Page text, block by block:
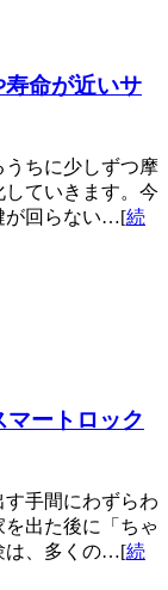
命が近いサ
ちに少しずつ摩
ていきます。今
が回らない…[続
ートロック
手間にわずらわ
出た後に「ちゃ
は、多くの…[続